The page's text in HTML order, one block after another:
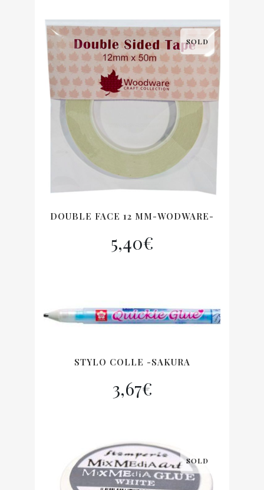
SOLD
DOUBLE FACE 12 MM-WODWARE-
5,40€
STYLO COLLE -SAKURA
3,67€
SOLD